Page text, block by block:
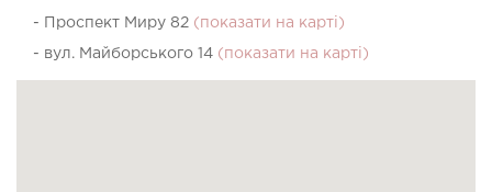
- Проспект Миру 82 (показати на карті)
- вул. Майборського 14 (показати на карті)